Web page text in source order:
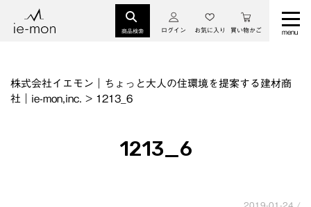
商品検索 ログイン お気に入り 買い物かご
株式会社イエモン｜ちょっと大人の住環境を提案する建材商
社｜ie-mon,inc. > 1213_6
1213_6
2019-01-24 /